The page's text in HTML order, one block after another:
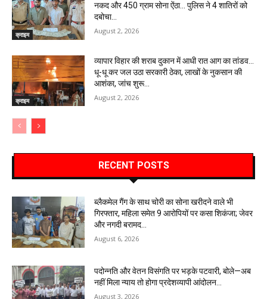
क्राइम
नकद और 450 ग्राम सोना ऐंठा… पुलिस ने 4 शातिरों को
दबोचा…
August 2, 2026
क्राइम
व्यापार विहार की शराब दुकान में आधी रात आग का तांडव…
धू-धू कर जल उठा सरकारी ठेका, लाखों के नुकसान की
आशंका, जांच शुरू…
August 2, 2026
RECENT POSTS
ब्लैकमेल गैंग के साथ चोरी का सोना खरीदने वाले भी
गिरफ्तार, महिला समेत 9 आरोपियों पर कसा शिकंजा; जेवर
और नगदी बरामद…
August 6, 2026
पदोन्नति और वेतन विसंगति पर भड़के पटवारी, बोले—अब
नहीं मिला न्याय तो होगा प्रदेशव्यापी आंदोलन…
August 3, 2026